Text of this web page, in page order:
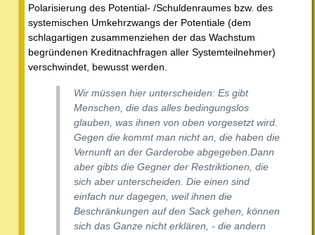
Polarisierung des Potential- /Schuldenraumes bzw. des
systemischen Umkehrzwangs der Potentiale (dem
schlagartigen zusammenziehen der das Wachstum
begründenen Kreditnachfragen aller Systemteilnehmer)
verschwindet, bewusst werden.
Wir müssen hier unterscheiden: Es gibt
Menschen, die das alles bedingungslos
glauben, was ihnen von oben vorgesetzt wird.
Gegen die kommt man nicht an, die haben die
Vernunft an der Garderobe abgegeben.Dann
aber gibts die Gegner der Restriktionen, die
sich aber unterscheiden. Die einen sind
einfach nur dagegen, weil ihnen die
Beschränkungen auf den Sack gehen, können
sich das Ganze nicht erklären, - die andern